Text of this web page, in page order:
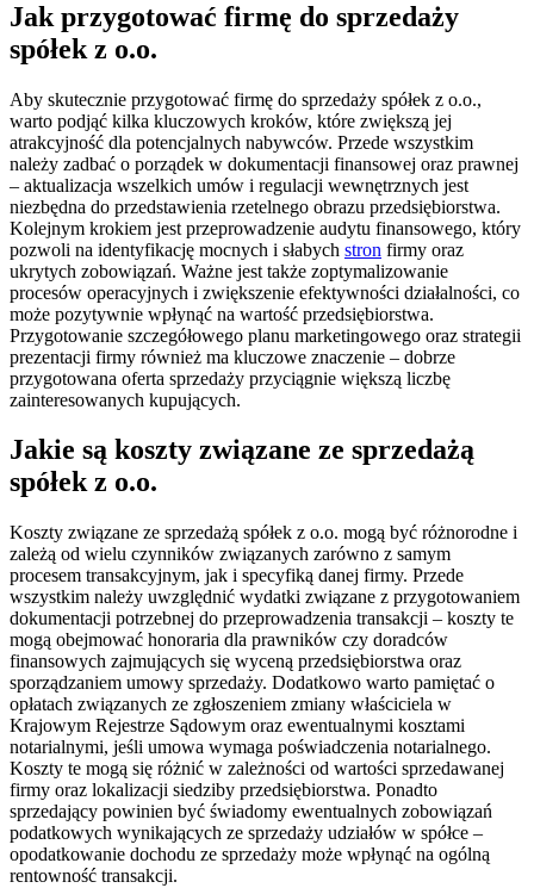
Jak przygotować firmę do sprzedaży
spółek z o.o.
Aby skutecznie przygotować firmę do sprzedaży spółek z o.o.,
warto podjąć kilka kluczowych kroków, które zwiększą jej
atrakcyjność dla potencjalnych nabywców. Przede wszystkim
należy zadbać o porządek w dokumentacji finansowej oraz prawnej
– aktualizacja wszelkich umów i regulacji wewnętrznych jest
niezbędna do przedstawienia rzetelnego obrazu przedsiębiorstwa.
Kolejnym krokiem jest przeprowadzenie audytu finansowego, który
pozwoli na identyfikację mocnych i słabych stron firmy oraz
ukrytych zobowiązań. Ważne jest także zoptymalizowanie
procesów operacyjnych i zwiększenie efektywności działalności, co
może pozytywnie wpłynąć na wartość przedsiębiorstwa.
Przygotowanie szczegółowego planu marketingowego oraz strategii
prezentacji firmy również ma kluczowe znaczenie – dobrze
przygotowana oferta sprzedaży przyciągnie większą liczbę
zainteresowanych kupujących.
Jakie są koszty związane ze sprzedażą
spółek z o.o.
Koszty związane ze sprzedażą spółek z o.o. mogą być różnorodne i
zależą od wielu czynników związanych zarówno z samym
procesem transakcyjnym, jak i specyfiką danej firmy. Przede
wszystkim należy uwzględnić wydatki związane z przygotowaniem
dokumentacji potrzebnej do przeprowadzenia transakcji – koszty te
mogą obejmować honoraria dla prawników czy doradców
finansowych zajmujących się wyceną przedsiębiorstwa oraz
sporządzaniem umowy sprzedaży. Dodatkowo warto pamiętać o
opłatach związanych ze zgłoszeniem zmiany właściciela w
Krajowym Rejestrze Sądowym oraz ewentualnymi kosztami
notarialnymi, jeśli umowa wymaga poświadczenia notarialnego.
Koszty te mogą się różnić w zależności od wartości sprzedawanej
firmy oraz lokalizacji siedziby przedsiębiorstwa. Ponadto
sprzedający powinien być świadomy ewentualnych zobowiązań
podatkowych wynikających ze sprzedaży udziałów w spółce –
opodatkowanie dochodu ze sprzedaży może wpłynąć na ogólną
rentowność transakcji.